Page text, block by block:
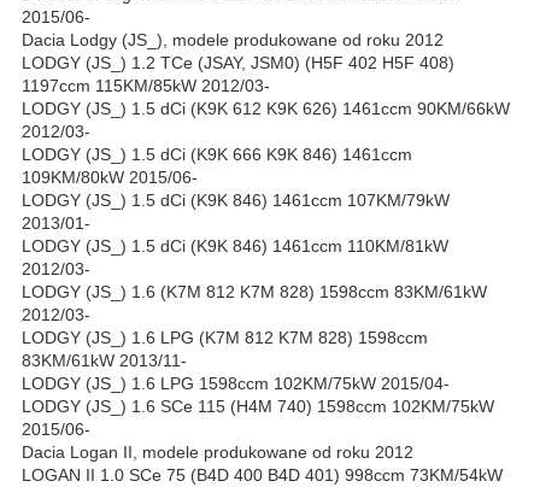
2015/06-
Dacia Lodgy (JS_), modele produkowane od roku 2012
LODGY (JS_) 1.2 TCe (JSAY, JSM0) (H5F 402 H5F 408)
1197ccm 115KM/85kW 2012/03-
LODGY (JS_) 1.5 dCi (K9K 612 K9K 626) 1461ccm 90KM/66kW
2012/03-
LODGY (JS_) 1.5 dCi (K9K 666 K9K 846) 1461ccm
109KM/80kW 2015/06-
LODGY (JS_) 1.5 dCi (K9K 846) 1461ccm 107KM/79kW
2013/01-
LODGY (JS_) 1.5 dCi (K9K 846) 1461ccm 110KM/81kW
2012/03-
LODGY (JS_) 1.6 (K7M 812 K7M 828) 1598ccm 83KM/61kW
2012/03-
LODGY (JS_) 1.6 LPG (K7M 812 K7M 828) 1598ccm
83KM/61kW 2013/11-
LODGY (JS_) 1.6 LPG 1598ccm 102KM/75kW 2015/04-
LODGY (JS_) 1.6 SCe 115 (H4M 740) 1598ccm 102KM/75kW
2015/06-
Dacia Logan II, modele produkowane od roku 2012
LOGAN II 1.0 SCe 75 (B4D 400 B4D 401) 998ccm 73KM/54kW